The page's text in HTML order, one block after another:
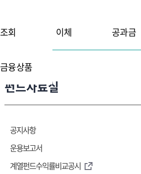
조회 이체 공과금
금융상품
펀드자료실
공지사항
운용보고서
계열펀드수익률비교공시